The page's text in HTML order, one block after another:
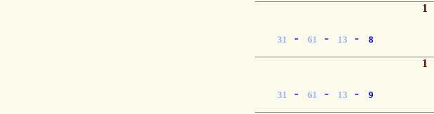
31 - 61 - 13 - 8
1
31 - 61 - 13 - 9
1